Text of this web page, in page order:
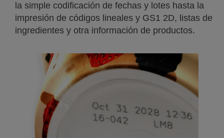
la simple codificación de fechas y lotes hasta la
impresión de códigos lineales y GS1 2D, listas de
ingredientes y otra información de productos.